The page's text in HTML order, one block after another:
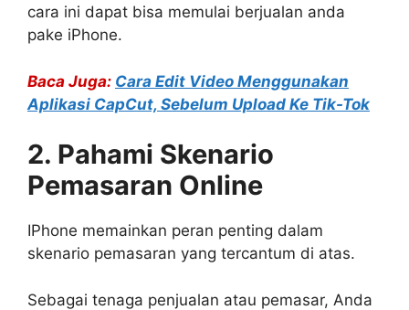
cara ini dapat bisa memulai berjualan anda
pake iPhone.
Baca Juga: Cara Edit Video Menggunakan
Aplikasi CapCut, Sebelum Upload Ke Tik-Tok
2. Pahami Skenario
Pemasaran Online
IPhone memainkan peran penting dalam
skenario pemasaran yang tercantum di atas.
Sebagai tenaga penjualan atau pemasar, Anda